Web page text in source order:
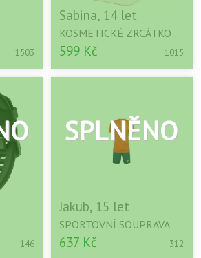
1503
Sabina, 14 let
KOSMETICKÉ ZRCÁTKO
599 Kč 1015
146
Jakub, 15 let
SPORTOVNÍ SOUPRAVA
637 Kč 312